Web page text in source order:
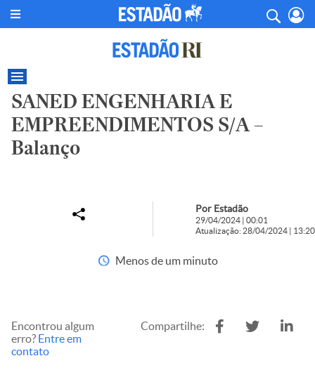
SANED ENGENHARIA E
EMPREENDIMENTOS S/A –
Balanço
Por Estadão
29/04/2024 | 00:01
Atualização: 28/04/2024 | 13:20
Menos de um minuto
Encontrou algum
erro? Entre em
contato
Compartilhe: